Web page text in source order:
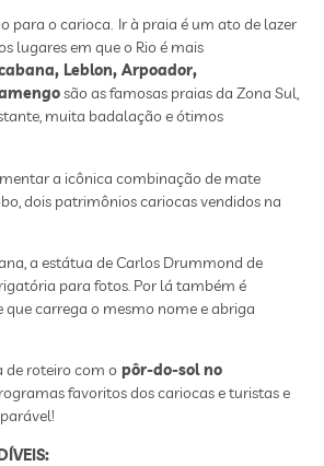
para o carioca. Ir à praia é um ato de lazer
lugares em que o Rio é mais
Leblon, Arpoador,
são as famosas praias da Zona Sul,
muita badalação e ótimos
a icônica combinação de mate
dois patrimônios cariocas vendidos na
a estátua de Carlos Drummond de
para fotos. Por lá também é
que carrega o mesmo nome e abriga
de roteiro com o pôr-do-sol no
favoritos dos cariocas e turistas e
ÍVEIS: